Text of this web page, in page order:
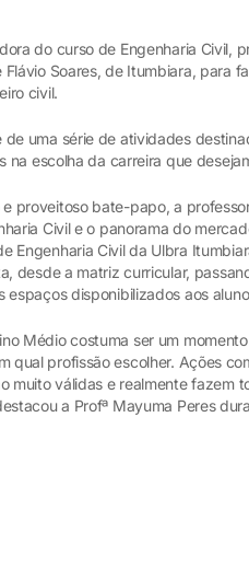
do curso de Engenharia Civil,
Flávio Soares, de Itumbiara, para
civil.
uma série de atividades
na escolha da carreira que
e proveitoso bate-papo, a
Civil e o panorama do
Engenharia Civil da Ulbra
desde a matriz curricular,
espaços disponibilizados aos
Médio costuma ser um
qual profissão escolher. Ações
muito válidas e realmente fazem
a Profª Mayuma Peres